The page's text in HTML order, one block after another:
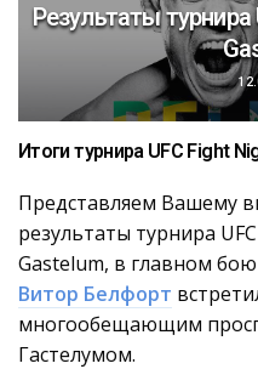
Результаты
Итоги турнира UFC Fight
Представляем Вашему
результаты турнира
Gastelum, в главном
Витор Белфорт
многообещающим
Гастелумом.